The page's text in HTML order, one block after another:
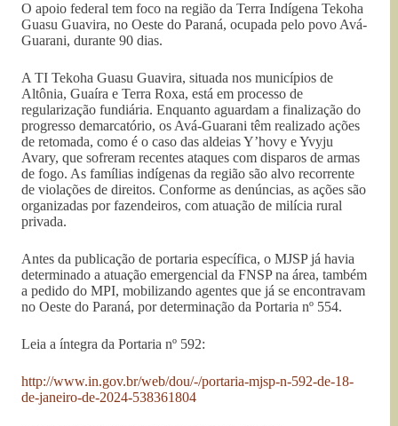
O apoio federal tem foco na região da Terra Indígena Tekoha
Guasu Guavira, no Oeste do Paraná, ocupada pelo povo Avá-
Guarani, durante 90 dias.
A TI Tekoha Guasu Guavira, situada nos municípios de
Altônia, Guaíra e Terra Roxa, está em processo de
regularização fundiária. Enquanto aguardam a finalização do
progresso demarcatório, os Avá-Guarani têm realizado ações
de retomada, como é o caso das aldeias Y’hovy e Yvyju
Avary, que sofreram recentes ataques com disparos de armas
de fogo. As famílias indígenas da região são alvo recorrente
de violações de direitos. Conforme as denúncias, as ações são
organizadas por fazendeiros, com atuação de milícia rural
privada.
Antes da publicação de portaria específica, o MJSP já havia
determinado a atuação emergencial da FNSP na área, também
a pedido do MPI, mobilizando agentes que já se encontravam
no Oeste do Paraná, por determinação da Portaria nº 554.
Leia a íntegra da Portaria nº 592:
http://www.in.gov.br/web/dou/-/portaria-mjsp-n-592-de-18-
de-janeiro-de-2024-538361804